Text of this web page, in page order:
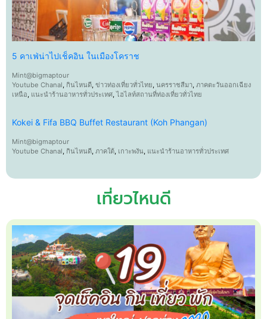
5 คาเฟ่น่าไปเช็คอิน ในเมืองโคราช
Mint@bigmaptour
Youtube Chanal, กินไหนดี, ข่าวท่องเที่ยวทั่วไทย, นครราชสีมา, ภาคตะวันออกเฉียง
เหนือ, แนะนำร้านอาหารทั่วประเทศ,ไฮไลท์สถานที่ท่องเที่ยวทั่วไทย
Kokei & Fifa BBQ Buffet Restaurant (Koh Phangan)
Mint@bigmaptour
Youtube Chanal, กินไหนดี, ภาคใต้, เกาะพงัน, แนะนำร้านอาหารทั่วประเทศ
เที่ยวไหนดี